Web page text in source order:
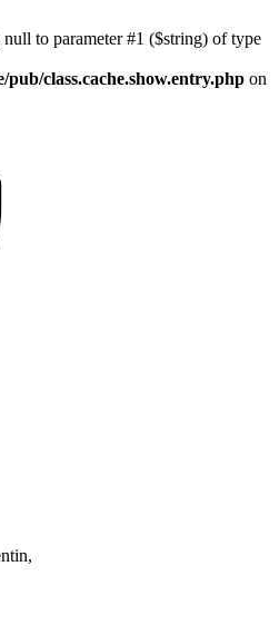
null to parameter #1 ($string) of type
class.cache.show.entry.php on